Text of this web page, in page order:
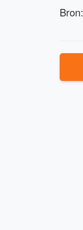
Bron: